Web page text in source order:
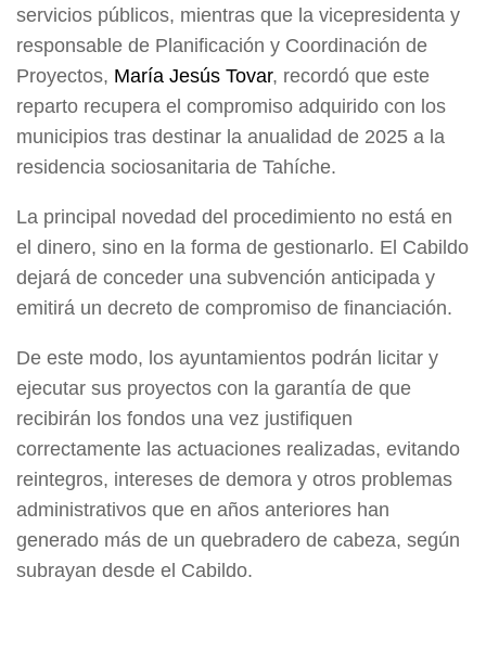
servicios públicos, mientras que la vicepresidenta y
responsable de Planificación y Coordinación de
Proyectos, María Jesús Tovar, recordó que este
reparto recupera el compromiso adquirido con los
municipios tras destinar la anualidad de 2025 a la
residencia sociosanitaria de Tahíche.
La principal novedad del procedimiento no está en
el dinero, sino en la forma de gestionarlo. El Cabildo
dejará de conceder una subvención anticipada y
emitirá un decreto de compromiso de financiación.
De este modo, los ayuntamientos podrán licitar y
ejecutar sus proyectos con la garantía de que
recibirán los fondos una vez justifiquen
correctamente las actuaciones realizadas, evitando
reintegros, intereses de demora y otros problemas
administrativos que en años anteriores han
generado más de un quebradero de cabeza, según
subrayan desde el Cabildo.